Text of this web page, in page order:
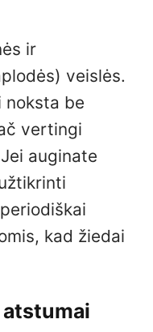
ir
veislės.
noksta be
vertingi
auginate
kad žiedai